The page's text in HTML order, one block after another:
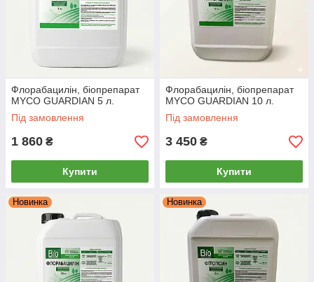
Флорабацилін, біопрепарат
MYCO GUARDIAN 5 л.
Під замовлення
1 860 ₴
Купити
Флорабацилін, біопрепарат
MYCO GUARDIAN 10 л.
Під замовлення
3 450 ₴
Купити
Новинка Новинка